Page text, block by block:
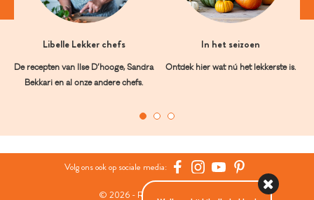
Libelle Lekker chefs
De recepten van Ilse D’hooge, Sandra
Bekkari en al onze andere chefs.
In het seizoen
Ontdek hier wat nú het lekkerste is.
Volg ons ook op sociale media:
© 2026 - Roularta Media Group